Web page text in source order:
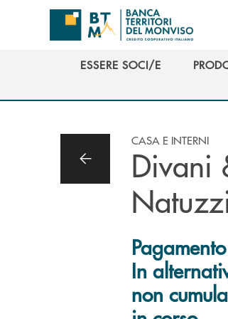
Salta al contenuto principale
ESSERE SOCI/E
CASA E INTERNI
Divani
In
non